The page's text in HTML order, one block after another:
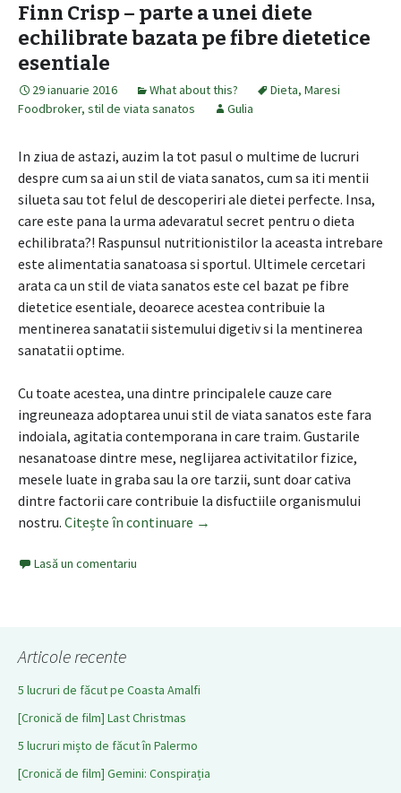
Finn Crisp – parte a unei diete
echilibrate bazata pe fibre dietetice
esentiale
29 ianuarie 2016 What about this? Dieta, Maresi
Foodbroker, stil de viata sanatos Gulia
In ziua de astazi, auzim la tot pasul o multime de lucruri
despre cum sa ai un stil de viata sanatos, cum sa iti mentii
silueta sau tot felul de descoperiri ale dietei perfecte. Insa,
care este pana la urma adevaratul secret pentru o dieta
echilibrata?! Raspunsul nutritionistilor la aceasta intrebare
este alimentatia sanatoasa si sportul. Ultimele cercetari
arata ca un stil de viata sanatos este cel bazat pe fibre
dietetice esentiale, deoarece acestea contribuie la
mentinerea sanatatii sistemului digetiv si la mentinerea
sanatatii optime.
Cu toate acestea, una dintre principalele cauze care
ingreuneaza adoptarea unui stil de viata sanatos este fara
indoiala, agitatia contemporana in care traim. Gustarile
nesanatoase dintre mese, neglijarea activitatilor fizice,
mesele luate in graba sau la ore tarzii, sunt doar cativa
dintre factorii care contribuie la disfuctiile organismului
nostru. Citește în continuare Finn Crisp – parte a unei diete
→
Lasă un comentariu
Articole recente
5 lucruri de făcut pe Coasta Amalfi
[Cronică de film] Last Christmas
5 lucruri mișto de făcut în Palermo
[Cronică de film] Gemini: Conspirația